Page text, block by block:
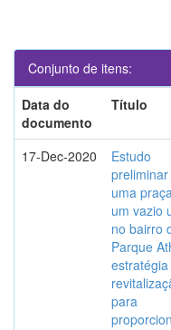
Conjunto de itens:
Data do
documento
Título
17-Dec-2020
Estudo
uma
um vazio
no bairro
Parque
para